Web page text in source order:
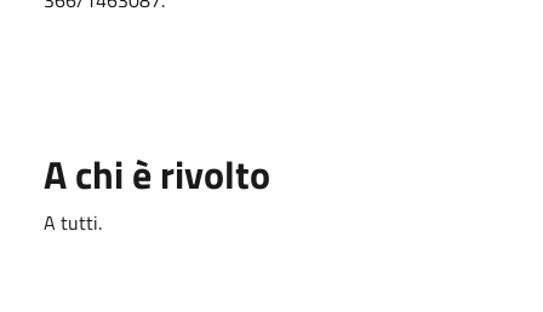
A chi è rivolto
A tutti.